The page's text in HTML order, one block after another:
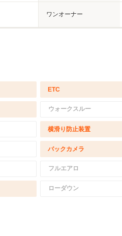
ワンオーナー
ETC
ウォークスルー
横滑り防止装置
バックカメラ
フルエアロ
ローダウン